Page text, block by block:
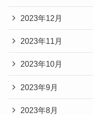
2023年12月
2023年11月
2023年10月
2023年9月
2023年8月